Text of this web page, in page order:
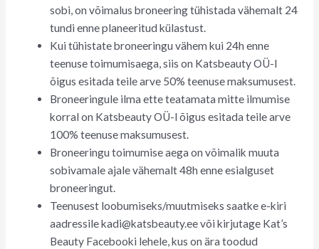
sobi, on võimalus broneering tühistada vähemalt 24
tundi enne planeeritud külastust.
Kui tühistate broneeringu vähem kui 24h enne
teenuse toimumisaega, siis on Katsbeauty OÜ-l
õigus esitada teile arve 50% teenuse maksumusest.
Broneeringule ilma ette teatamata mitte ilmumise
korral on Katsbeauty OÜ-l õigus esitada teile arve
100% teenuse maksumusest.
Broneeringu toimumise aega on võimalik muuta
sobivamale ajale vähemalt 48h enne esialguset
broneeringut.
Teenusest loobumiseks/muutmiseks saatke e-kiri
aadressile kadi@katsbeauty.ee või kirjutage Kat’s
Beauty Facebooki lehele, kus on ära toodud